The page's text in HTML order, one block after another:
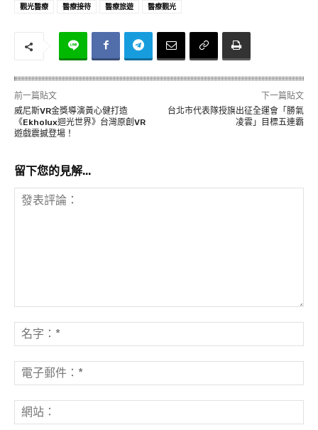
觀光醫療
醫療接待 醫療旅遊 醫療觀光
前一篇貼文
威尼斯VR金獎導演黃心健打造
《Ekholux迴光世界》台灣原創VR
遊戲震撼登場！
下一篇貼文
台北市代表隊授旗出征全運會「勝氣
凌雲」目標五連霸
留下您的見解...
表
評
論：
字
*
子
郵
*站